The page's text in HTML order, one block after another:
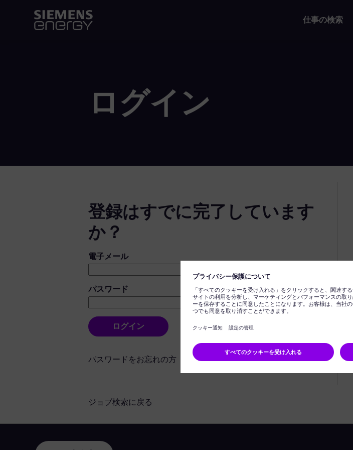
仕事の検索
ログイン
登録はすでに完了しています
か？
ログイン：ユーザーとパスワード
電子メール
パスワード
ログイン
パスワードをお忘れの方
ジョブ検索に戻る